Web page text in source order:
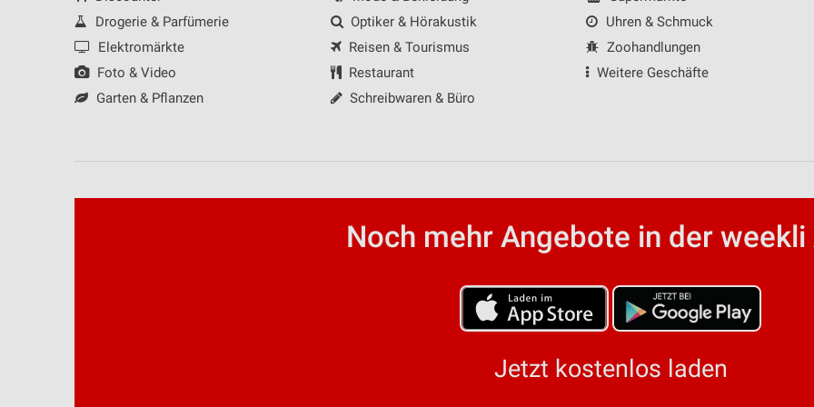
Drogerie & Parfümerie
Elektromärkte
Foto & Video
Garten & Pflanzen
Optiker & Hörakustik
Reisen & Tourismus
Restaurant
Schreibwaren & Büro
Uhren & Schmuck
Zoohandlungen
Weitere Geschäfte
Noch mehr Angebote in der weekli
Jetzt kostenlos laden